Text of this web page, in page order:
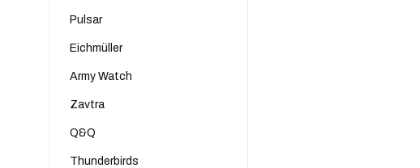
Pulsar
Eichmüller
Army Watch
Zavtra
Q&Q
Thunderbirds